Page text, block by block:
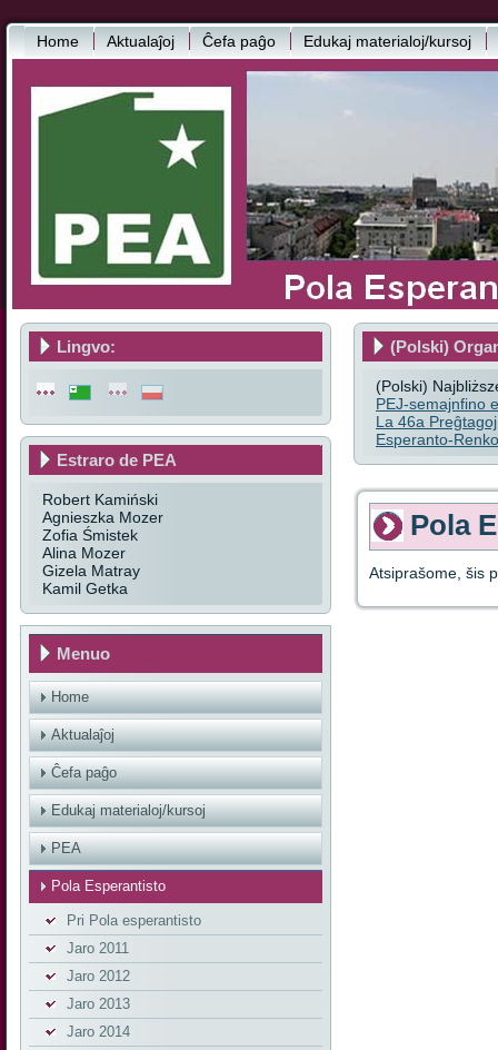
Home Aktualaĵoj Ĉefa paĝo Edukaj materialoj/kursoj
Lingvo:
Estraro de PEA
Robert Kamiński
Agnieszka Mozer
Zofia Śmistek
Alina Mozer
Gizela Matray
Kamil Getka
Menuo
Home
Aktualaĵoj
Ĉefa paĝo
Edukaj materialoj/kursoj
PEA
Pola Esperantisto
Pri Pola esperantisto
Jaro 2011
Jaro 2012
Jaro 2013
Jaro 2014
(Polski)
(Polski)
PEJ-semajnfino
La 46a
Esperanto-
Pola
Atsiprašome, šis